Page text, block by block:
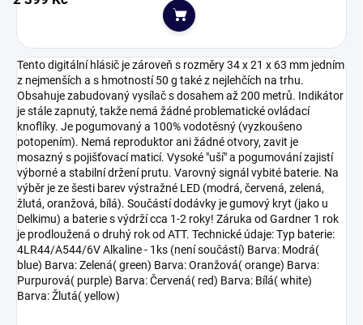
Do košíku
Tento digitální hlásič je zároveň s rozměry 34 x 21 x 63 mm jedním
z nejmenších a s hmotností 50 g také z nejlehčích na trhu.
Obsahuje zabudovaný vysílač s dosahem až 200 metrů. Indikátor
je stále zapnutý, takže nemá žádné problematické ovládací
knoflíky. Je pogumovaný a 100% vodotěsný (vyzkoušeno
potopením). Nemá reproduktor ani žádné otvory, zavit je
mosazný s pojišťovací maticí. Vysoké "uší" a pogumování zajistí
výborné a stabilní držení prutu. Varovný signál vybité baterie. Na
výběr je ze šesti barev výstražné LED (modrá, červená, zelená,
žlutá, oranžová, bílá). Součástí dodávky je gumový kryt (jako u
Delkimu) a baterie s výdrží cca 1-2 roky! Záruka od Gardner 1 rok
je prodloužená o druhý rok od ATT. Technické údaje: Typ baterie:
4LR44/A544/6V Alkaline - 1ks (není součástí) Barva: Modrá(
blue) Barva: Zelená( green) Barva: Oranžová( orange) Barva:
Purpurová( purple) Barva: Červená( red) Barva: Bílá( white)
Barva: Žlutá( yellow)